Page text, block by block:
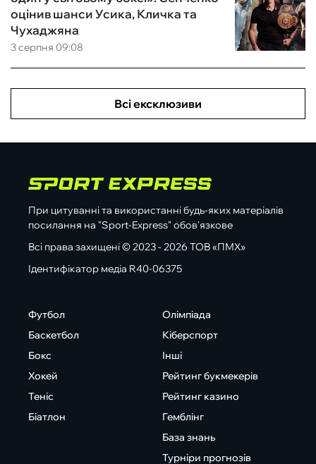
3 серпня 09:08
оцінив шанси Усика, Кличка та
Чухаджяна
Всі ексклюзиви
При цитуванні та використанні будь-яких матеріалів
посилання на "Sport-Express" обов'язкове
Всі права захищені © 2023 - 2026 ТОВ «ПМХ»
Ідентифікатор медіа R40-06375
Футбол
Баскетбол
Бокс
Хокей
Теніс
Біатлон
Олімпіада
Кіберспорт
Інші
Рейтинг букмекерів
Рейтинг казино
Гемблінг
База знань
Турніри прогнозів